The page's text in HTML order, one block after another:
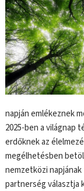
napján emlékeznek
2025-ben a világnap
erdőknek az
megélhetésben
nemzetközi
partnerség választja